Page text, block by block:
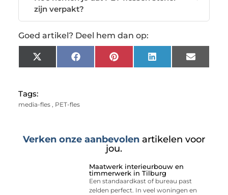
zijn verpakt?
Goed artikel? Deel hem dan op:
X
(Twitter)
FacebookPinterest LinkedIn Email
Tags:
media-fles, PET-fles
Verken onze aanbevolen artikelen voor
jou.
Maatwerk interieurbouw en
timmerwerk in Tilburg
Een standaardkast of bureau past
zelden perfect. In veel woningen en